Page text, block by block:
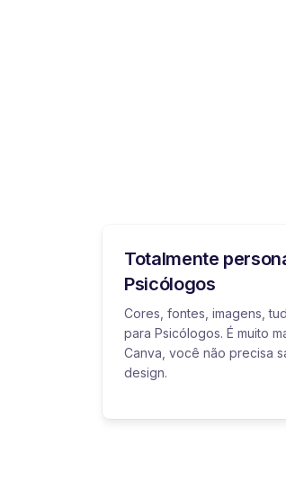
Totalmente
Psicólogos
Cores, fontes, imagens,
para Psicólogos. É muito
Canva, você não precisa
design.